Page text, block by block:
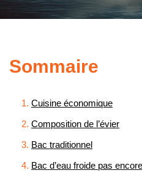
Sommaire
Cuisine économique
Composition de l’évier
Bac traditionnel
Bac d’eau froide pas